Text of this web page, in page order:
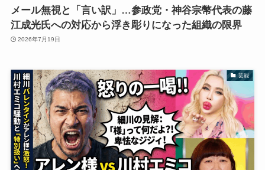
メール無視と「言い訳」…参政党・神谷宗幣代表の藤
江成光氏への対応から浮き彫りになった組織の限界
2026年7月19日
芸能